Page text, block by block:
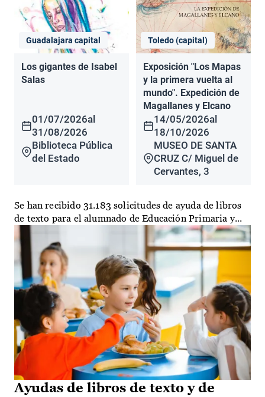
Guadalajara capital
Los gigantes de Isabel
Salas
01/07/2026al
31/08/2026
Biblioteca Pública
del Estado
Toledo (capital)
Exposición "Los Mapas
y la primera vuelta al
mundo". Expedición de
Magallanes y Elcano
14/05/2026al
18/10/2026
MUSEO DE SANTA
CRUZ C/ Miguel de
Cervantes, 3
Ayudas de libros de texto y de
Se han recibido 31.183 solicitudes de ayuda de libros
de texto para el alumnado de Educación Primaria y...